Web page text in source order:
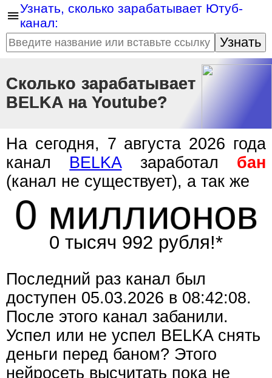
Узнать, сколько зарабатывает Ютуб-
канал:
Узнать
Сколько зарабатывает
BELKA на Youtube?
На сегодня, 7 августа 2026 года
канал BELKAзаработал бан
(канал не существует), а так же
0 миллионов
0 тысяч 992 рубля!*
Последний раз канал был
доступен 05.03.2026 в 08:42:08.
После этого канал забанили.
Успел или не успел BELKA снять
деньги перед баном? Этого
нейросеть высчитать пока не